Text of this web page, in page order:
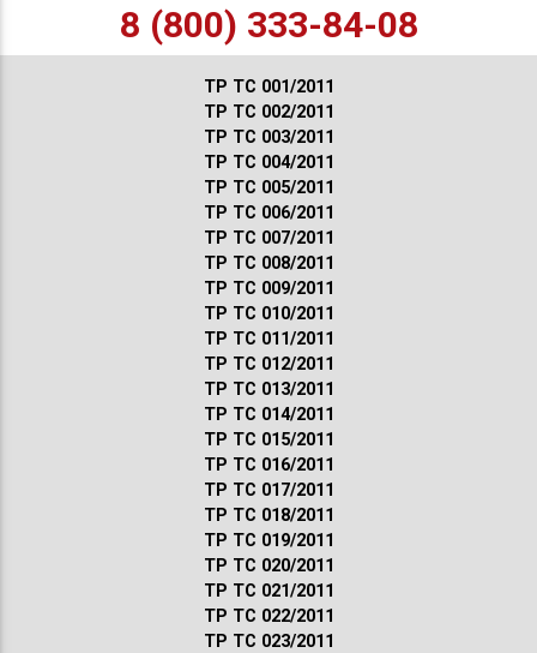
8 (800) 333-84-08
ТР ТС 001/2011
ТР ТС 002/2011
ТР ТС 003/2011
ТР ТС 004/2011
ТР ТС 005/2011
ТР ТС 006/2011
ТР ТС 007/2011
ТР ТС 008/2011
ТР ТС 009/2011
ТР ТС 010/2011
ТР ТС 011/2011
ТР ТС 012/2011
ТР ТС 013/2011
ТР ТС 014/2011
ТР ТС 015/2011
ТР ТС 016/2011
ТР ТС 017/2011
ТР ТС 018/2011
ТР ТС 019/2011
ТР ТС 020/2011
ТР ТС 021/2011
ТР ТС 022/2011
ТР ТС 023/2011